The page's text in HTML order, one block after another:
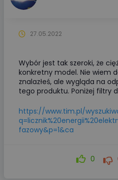
27.05.2022
Wybór jest tak szeroki, że
konkretny model. Nie wiem
znalazłeś, ale wygląda na
tego produktu. Poniżej filtry
https://www.tim.pl/
fazowy&p=1&ca
0